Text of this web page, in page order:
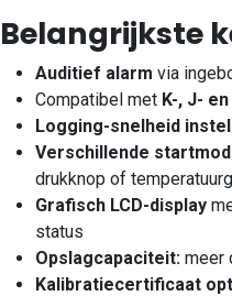
Belangrijkste
Auditief alarm via
Compatibel met K-, J-
Logging-snelheid
Verschillende
drukknop of
Grafisch LCD-display
status
Opslagcapaciteit: meer
Kalibratiecertificaat